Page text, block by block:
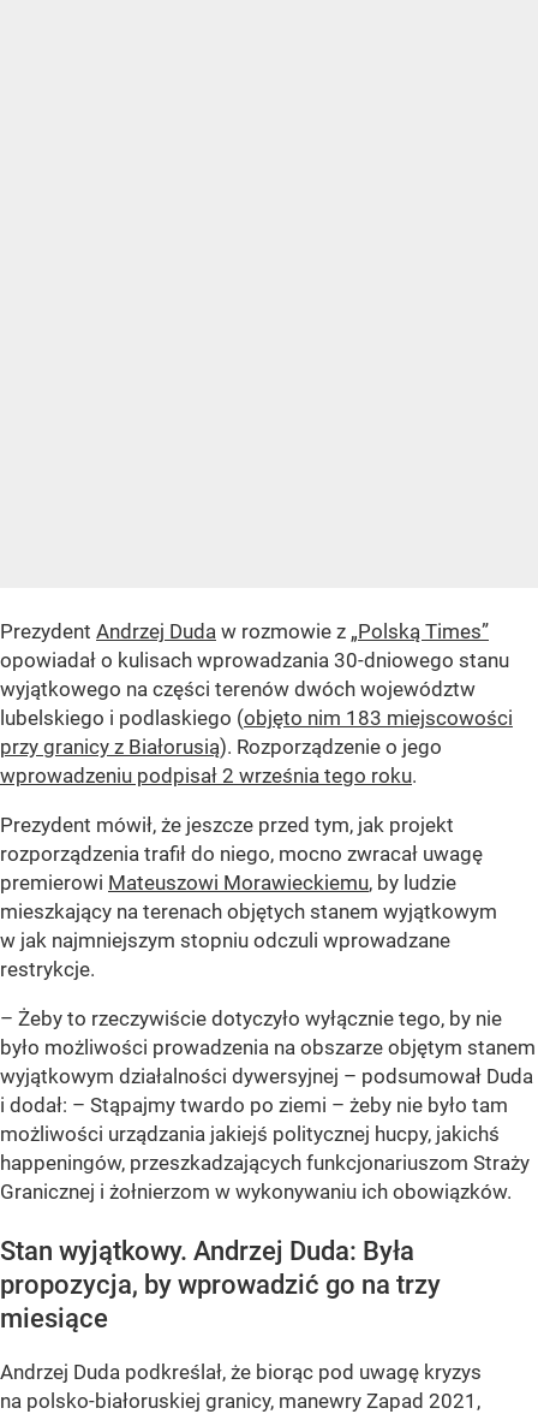
Prezydent Andrzej Duda w rozmowie z „Polską Times”
opowiadał o kulisach wprowadzania 30-dniowego stanu
wyjątkowego na części terenów dwóch województw
lubelskiego i podlaskiego (objęto nim 183 miejscowości
przy granicy z Białorusią). Rozporządzenie o jego
wprowadzeniu podpisał 2 września tego roku.
Prezydent mówił, że jeszcze przed tym, jak projekt
rozporządzenia trafił do niego, mocno zwracał uwagę
premierowi Mateuszowi Morawieckiemu, by ludzie
mieszkający na terenach objętych stanem wyjątkowym
w jak najmniejszym stopniu odczuli wprowadzane
restrykcje.
– Żeby to rzeczywiście dotyczyło wyłącznie tego, by nie
było możliwości prowadzenia na obszarze objętym stanem
wyjątkowym działalności dywersyjnej – podsumował Duda
i dodał: – Stąpajmy twardo po ziemi – żeby nie było tam
możliwości urządzania jakiejś politycznej hucpy, jakichś
happeningów, przeszkadzających funkcjonariuszom Straży
Granicznej i żołnierzom w wykonywaniu ich obowiązków.
Stan wyjątkowy. Andrzej Duda: Była
propozycja, by wprowadzić go na trzy
miesiące
Andrzej Duda podkreślał, że biorąc pod uwagę kryzys
na polsko-białoruskiej granicy, manewry Zapad 2021,